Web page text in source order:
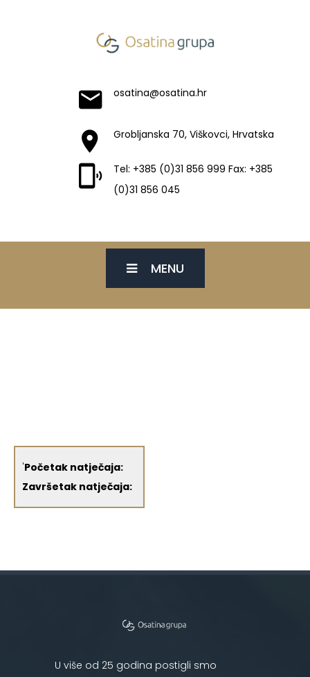
osatina@osatina.hr
Grobljanska 70, Viškovci, Hrvatska
Tel: +385 (0)31 856 999 Fax: +385
(0)31 856 045
MENU
'Početak natječaja:
Završetak natječaja:
U više od 25 godina postigli smo